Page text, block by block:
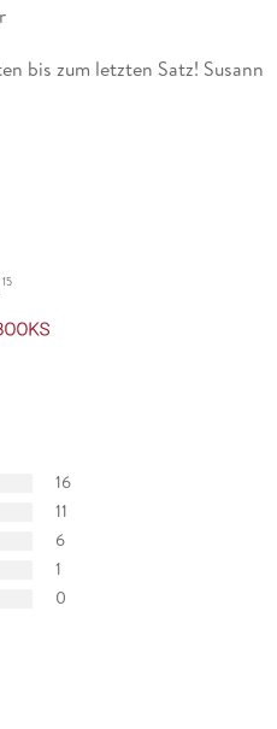
bis zum letzten Satz! Susann
15
16
11
6
1
0